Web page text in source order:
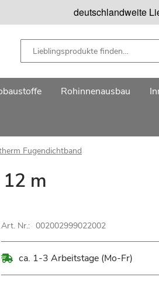
deutschlandweite
Rohinnenausbau
Fugendichtband
m
Art. Nr.: 002002999022002
ca. 1-3 Arbeitstage (Mo-Fr)